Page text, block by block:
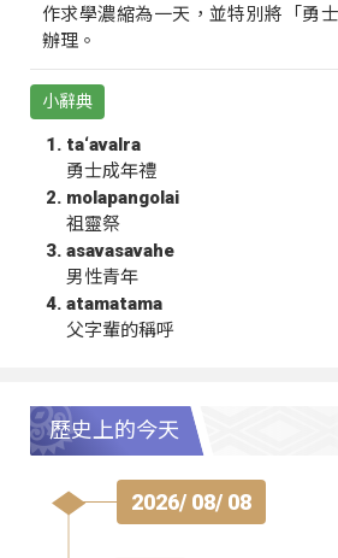
作求學濃縮為一天，並特別將「勇
辦理。
小辭典
ta‘avalra
勇士成年禮
molapangolai
祖靈祭
asavasavahe
男性青年
atamatama
父字輩的稱呼
歷史上的今天
2026/ 08/ 08